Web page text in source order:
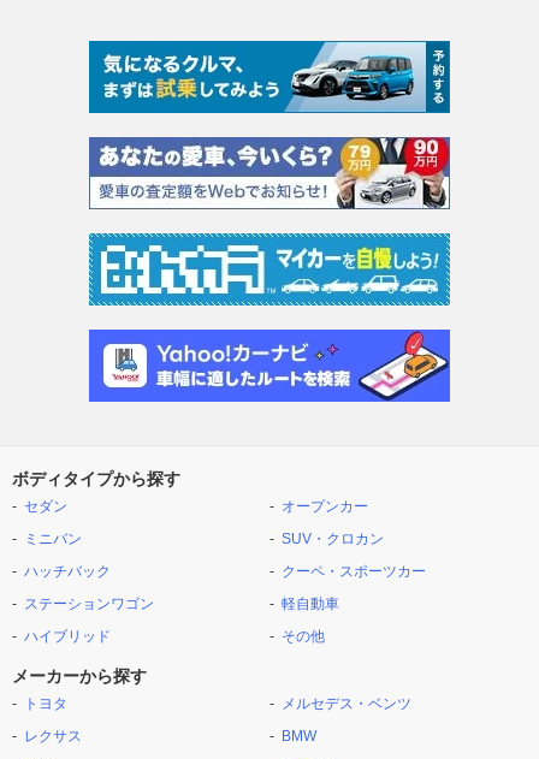
ボディタイプから探す
セダン
ミニバン
ハッチバック
ステーションワゴン
ハイブリッド
オープンカー
SUV・クロカン
クーペ・スポーツカー
軽自動車
その他
メーカーから探す
トヨタ
レクサス
メルセデス・ベンツ
BMW